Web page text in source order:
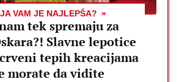
VAM JE NAJLEPŠA?
tek spremaju za
Slavne lepotice
tepih kreacijama
morate da vidite